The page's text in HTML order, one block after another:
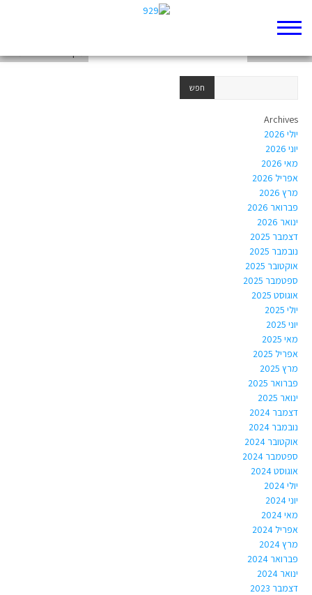
Archives
יולי 2026
יוני 2026
מאי 2026
אפריל 2026
מרץ 2026
פברואר 2026
ינואר 2026
דצמבר 2025
נובמבר 2025
אוקטובר 2025
ספטמבר 2025
אוגוסט 2025
יולי 2025
יוני 2025
מאי 2025
אפריל 2025
מרץ 2025
פברואר 2025
ינואר 2025
דצמבר 2024
נובמבר 2024
אוקטובר 2024
ספטמבר 2024
אוגוסט 2024
יולי 2024
יוני 2024
מאי 2024
אפריל 2024
מרץ 2024
פברואר 2024
ינואר 2024
דצמבר 2023